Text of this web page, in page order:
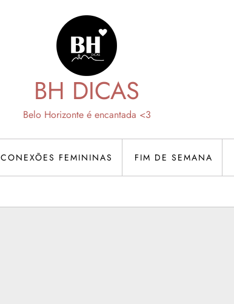
BH DICAS
Belo Horizonte é encantada <3
CONEXÕES FEMININAS FIM DE SEMANA